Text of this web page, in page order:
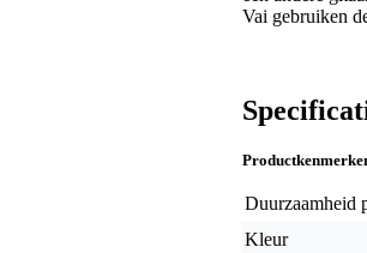
Vai gebruiken
Duurzaamheid
Kleur